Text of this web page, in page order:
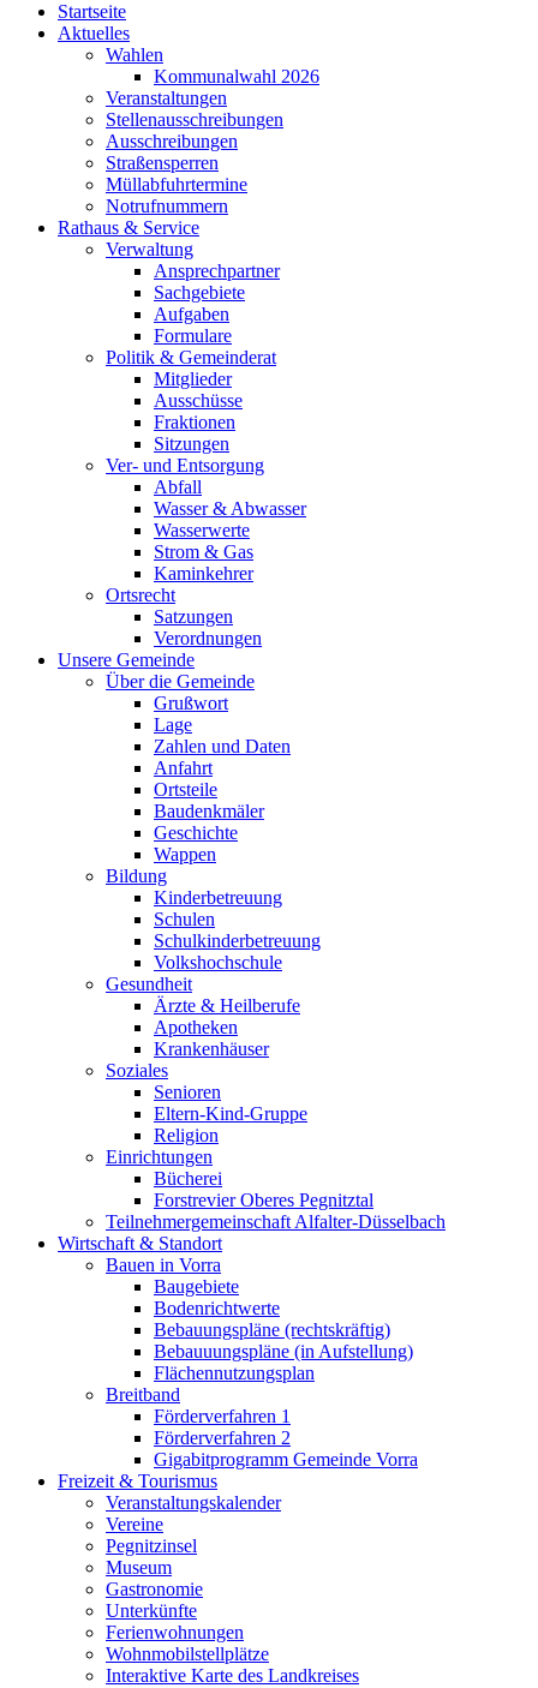
Startseite
Aktuelles
Wahlen
Kommunalwahl 2026
Veranstaltungen
Stellenausschreibungen
Ausschreibungen
Straßensperren
Müllabfuhrtermine
Notrufnummern
Rathaus & Service
Verwaltung
Ansprechpartner
Sachgebiete
Aufgaben
Formulare
Politik & Gemeinderat
Mitglieder
Ausschüsse
Fraktionen
Sitzungen
Ver- und Entsorgung
Abfall
Wasser & Abwasser
Wasserwerte
Strom & Gas
Kaminkehrer
Ortsrecht
Satzungen
Verordnungen
Unsere Gemeinde
Über die Gemeinde
Grußwort
Lage
Zahlen und Daten
Anfahrt
Ortsteile
Baudenkmäler
Geschichte
Wappen
Bildung
Kinderbetreuung
Schulen
Schulkinderbetreuung
Volkshochschule
Gesundheit
Ärzte & Heilberufe
Apotheken
Krankenhäuser
Soziales
Senioren
Eltern-Kind-Gruppe
Religion
Einrichtungen
Bücherei
Forstrevier Oberes Pegnitztal
Teilnehmergemeinschaft Alfalter-Düsselbach
Wirtschaft & Standort
Bauen in Vorra
Baugebiete
Bodenrichtwerte
Bebauungspläne (rechtskräftig)
Bebauuungspläne (in Aufstellung)
Flächennutzungsplan
Breitband
Förderverfahren 1
Förderverfahren 2
Gigabitprogramm Gemeinde Vorra
Freizeit & Tourismus
Veranstaltungskalender
Vereine
Pegnitzinsel
Museum
Gastronomie
Unterkünfte
Ferienwohnungen
Wohnmobilstellplätze
Interaktive Karte des Landkreises